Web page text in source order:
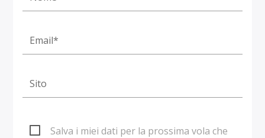
Salva i miei dati per la prossima vola che